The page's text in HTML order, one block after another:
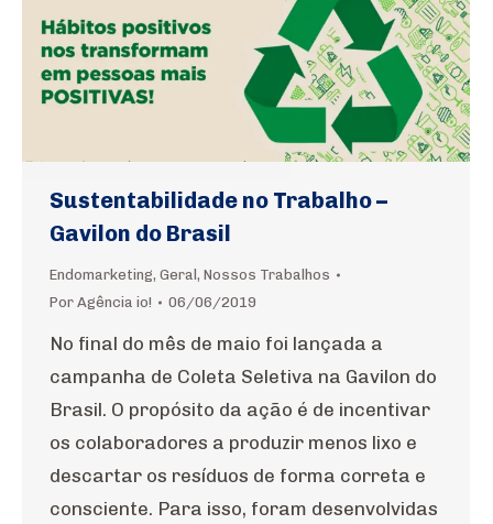
Sustentabilidade no Trabalho –
Gavilon do Brasil
Endomarketing, Geral , Nossos Trabalhos
Por Agência io! 06/06/2019
No final do mês de maio foi lançada a
campanha de Coleta Seletiva na Gavilon do
Brasil. O propósito da ação é de incentivar
os colaboradores a produzir menos lixo e
descartar os resíduos de forma correta e
consciente. Para isso, foram desenvolvidas